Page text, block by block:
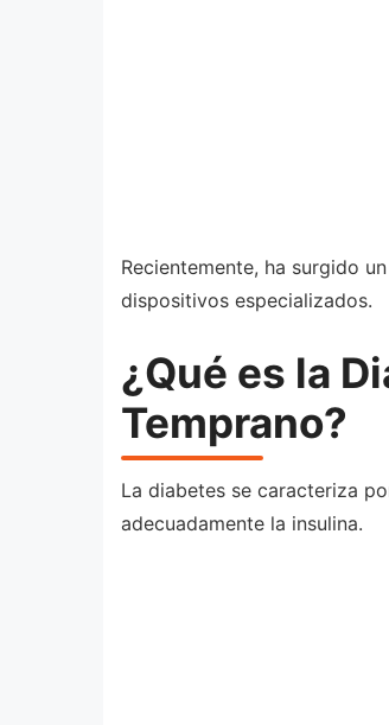
Recientemente, ha surgido
dispositivos especializados.
¿Qué es la
Temprano?
La diabetes se caracteriza
adecuadamente la insulina.